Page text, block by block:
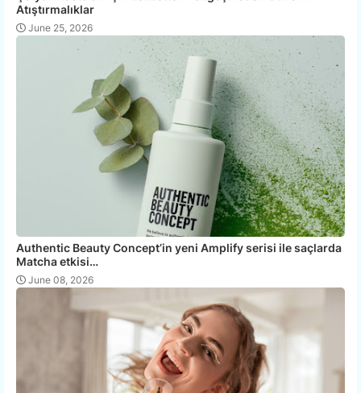
Atıştırmalıklar
June 25, 2026
Authentic Beauty Concept’in yeni Amplify serisi ile saçlarda
Matcha etkisi…
June 08, 2026